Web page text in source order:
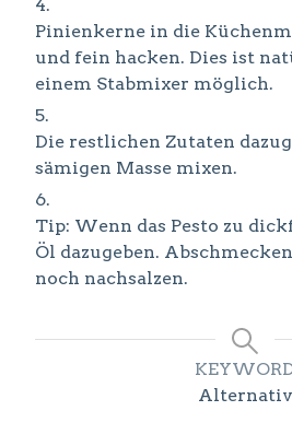
Pinienkerne in die
und fein hacken. Dies ist
einem Stabmixer möglich.
Die restlichen Zutaten
sämigen Masse mixen.
Tip: Wenn das Pesto zu
Öl dazugeben.
noch nachsalzen.
Alternativ